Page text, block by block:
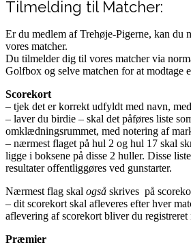
Tilmelding til Matcher:
Er du medlem af Trehøje-Pigerne, kan du
vores matcher.
Du tilmelder dig til vores matcher via
Golfbox og selve matchen for at modtage
Scorekort
– tjek det er korrekt udfyldt med navn,
– laver du birdie – skal det påføres liste
omklædningsrummet, med notering af
– nærmest flaget på hul 2 og hul 17 skal
ligge i boksene på disse 2 huller. Disse
resultater offentliggøres ved gunstarter.
Nærmest flag skal også skrives på
– dit scorekort skal afleveres efter hver
aflevering af scorekort bliver du
Præmier